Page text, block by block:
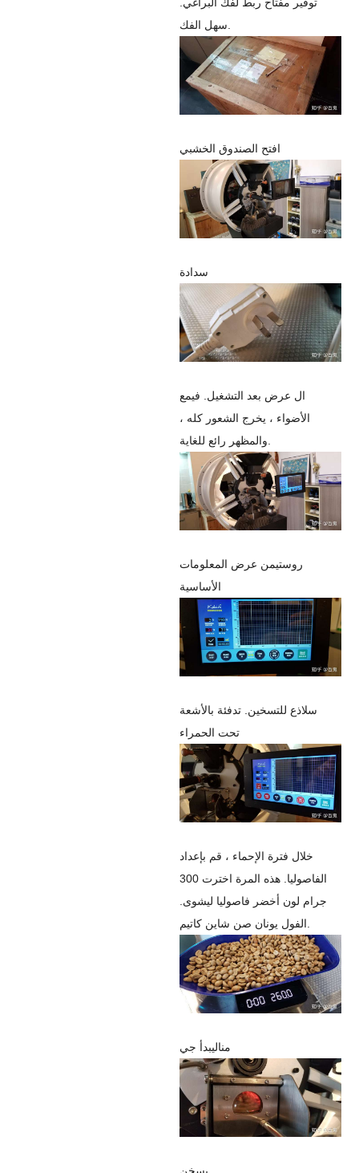
سهل الفك
افتح الصندوق الخشبي
سدادة
ال عرض بعد التشغيل فيمع
الأضواء ، يخرج الشعور كله ،
والمظهر رائع للغاية
روستيمن عرض المعلومات
الأساسية
سلاذع للتسخين. تدفئة بالأشعة
تحت الحمراء
خلال فترة الإحماء ، قم بإعداد
الفاصوليا.
هذه المرة اخترت 300
جرام لون أخضر فاصوليا ليشوى
مناليبدأ جي